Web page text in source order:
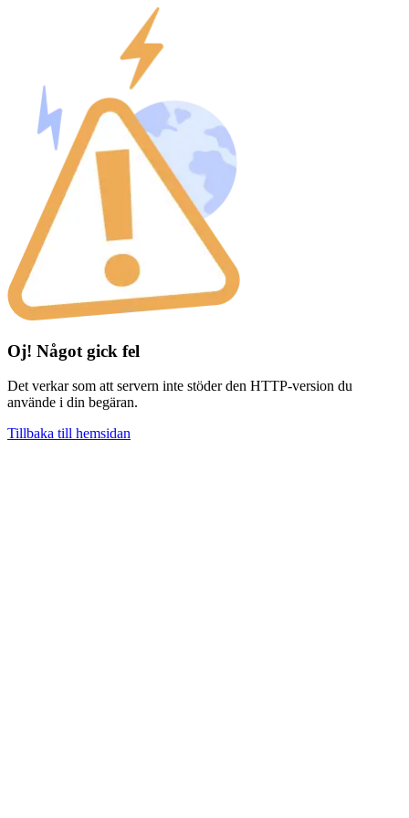
Oj! Något gick fel
Det verkar som att servern inte stöder den HTTP-version du
använde i din begäran.
Tillbaka till hemsidan